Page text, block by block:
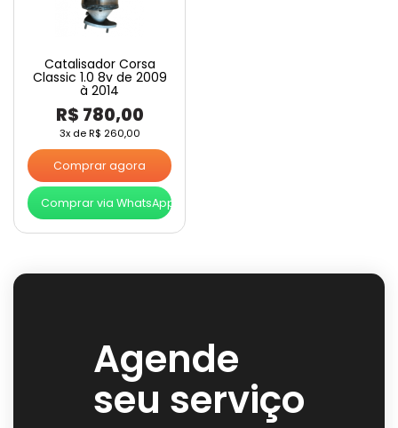
Catalisador Corsa
Classic 1.0 8v de 2009
à 2014
R$ 780,00
3x deR$ 260,00
Comprar agora
Comprar via WhatsApp
Agende
seu serviço